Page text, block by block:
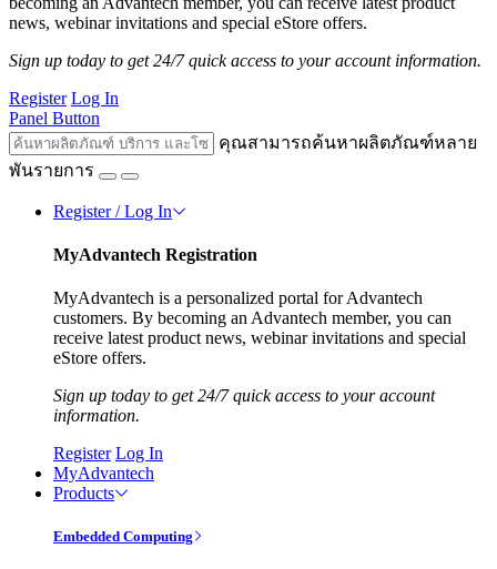
news, webinar invitations and special eStore offers.
Sign up today to get 24/7 quick access to your account information.
Register Log In
Panel Button
คุณสามารถค้นหาผลิตภัณฑ์หลาย
พันรายการ
Register / Log In
MyAdvantech Registration
MyAdvantech is a personalized portal for Advantech
customers. By becoming an Advantech member, you can
receive latest product news, webinar invitations and special
eStore offers.
Sign up today to get 24/7 quick access to your account
information.
Register Log In
MyAdvantech
Products
Embedded Computing